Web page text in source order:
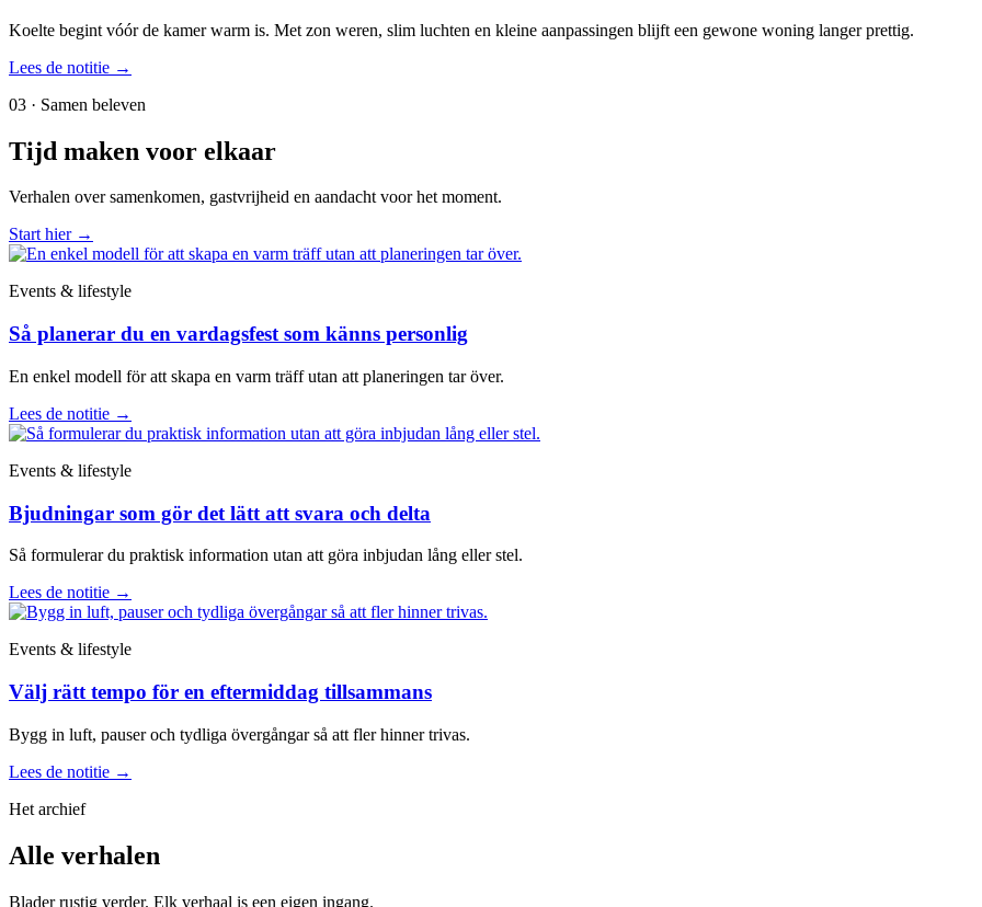
Koelte begint vóór de kamer warm is. Met zon weren, slim luchten en kleine aanpassingen blijft een gewone woning langer prettig.
Lees de notitie →
03 · Samen beleven
Tijd maken voor elkaar
Verhalen over samenkomen, gastvrijheid en aandacht voor het moment.
Start hier →
Events & lifestyle
Så planerar du en vardagsfest som känns personlig
En enkel modell för att skapa en varm träff utan att planeringen tar över.
Lees de notitie →
Events & lifestyle
Bjudningar som gör det lätt att svara och delta
Så formulerar du praktisk information utan att göra inbjudan lång eller stel.
Lees de notitie →
Events & lifestyle
Välj rätt tempo för en eftermiddag tillsammans
Bygg in luft, pauser och tydliga övergångar så att fler hinner trivas.
Lees de notitie →
Het archief
Alle verhalen
Blader rustig verder. Elk verhaal is een eigen ingang.